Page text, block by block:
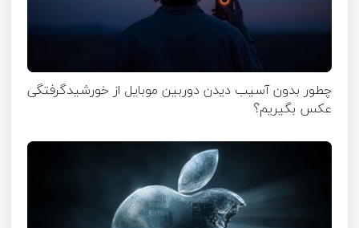
چطور بدون آسیب دیدن دوربین موبایل از خورشیدگرفتگی
عکس بگیریم؟